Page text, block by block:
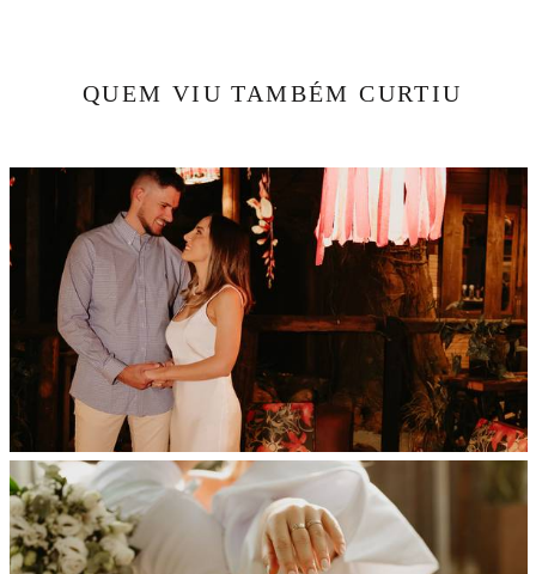
QUEM VIU TAMBÉM CURTIU